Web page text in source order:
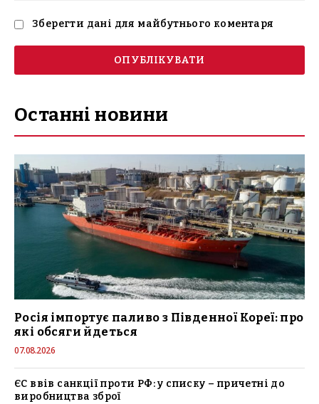
Зберегти дані для майбутнього коментаря
Останні новини
Росія імпортує паливо з Південної Кореї: про
які обсяги йдеться
07.08.2026
ЄС ввів санкції проти РФ: у списку – причетні до
виробництва зброї